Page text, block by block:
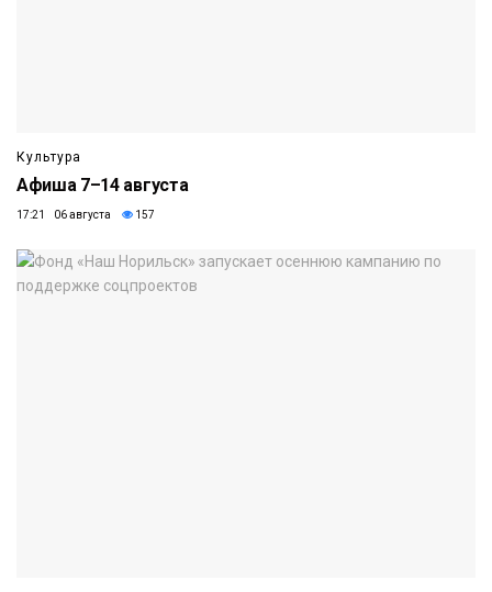
Культура
Афиша 7–14 августа
17:21 06 августа 157